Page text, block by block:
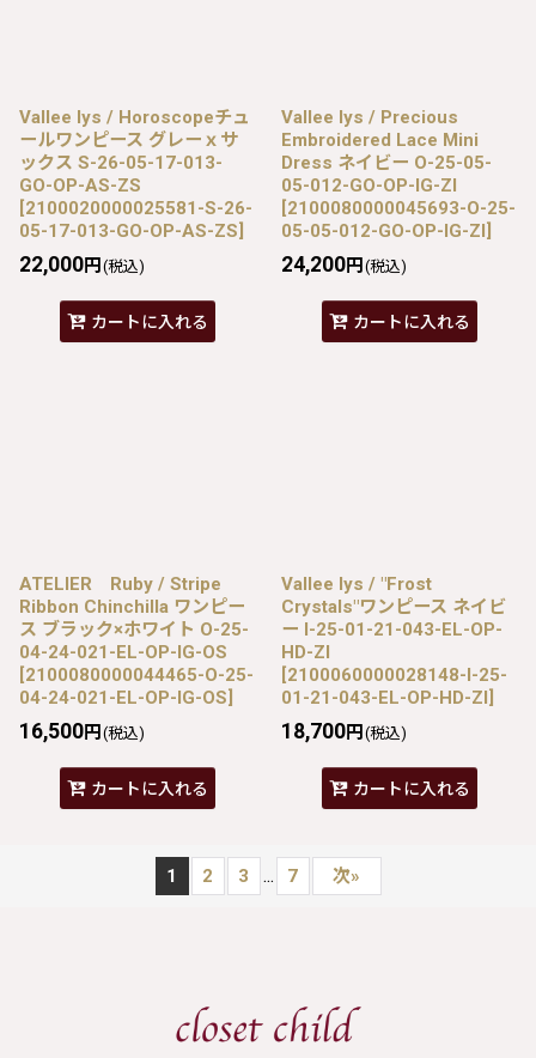
Vallee lys / Horoscopeチュ
ールワンピース グレーｘサ
ックス S-26-05-17-013-
GO-OP-AS-ZS
[2100020000025581-S-26-
05-17-013-GO-OP-AS-ZS]
22,000円 (税込)
カートに入れる
Vallee lys / Precious
Embroidered Lace Mini
Dress ネイビー O-25-05-
05-012-GO-OP-IG-ZI
[2100080000045693-O-25-
05-05-012-GO-OP-IG-ZI]
24,200円 (税込)
カートに入れる
ATELIER Ruby / Stripe
Ribbon Chinchilla ワンピー
ス ブラック×ホワイト O-25-
04-24-021-EL-OP-IG-OS
[2100080000044465-O-25-
04-24-021-EL-OP-IG-OS]
16,500円 (税込)
カートに入れる
Vallee lys / "Frost
Crystals"ワンピース ネイビ
ー I-25-01-21-043-EL-OP-
HD-ZI
[2100060000028148-I-25-
01-21-043-EL-OP-HD-ZI]
18,700円 (税込)
カートに入れる
1 2 3 ... 7 次»